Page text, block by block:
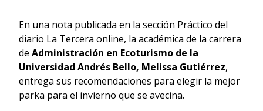
En una nota publicada en la sección Práctico del
diario La Tercera online, la académica de la carrera
de Administración en Ecoturismo de la
Universidad Andrés Bello, Melissa Gutiérrez,
entrega sus recomendaciones para elegir la mejor
parka para el invierno que se avecina.